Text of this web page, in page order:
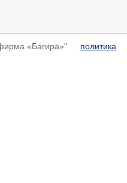
«Багира»" политика